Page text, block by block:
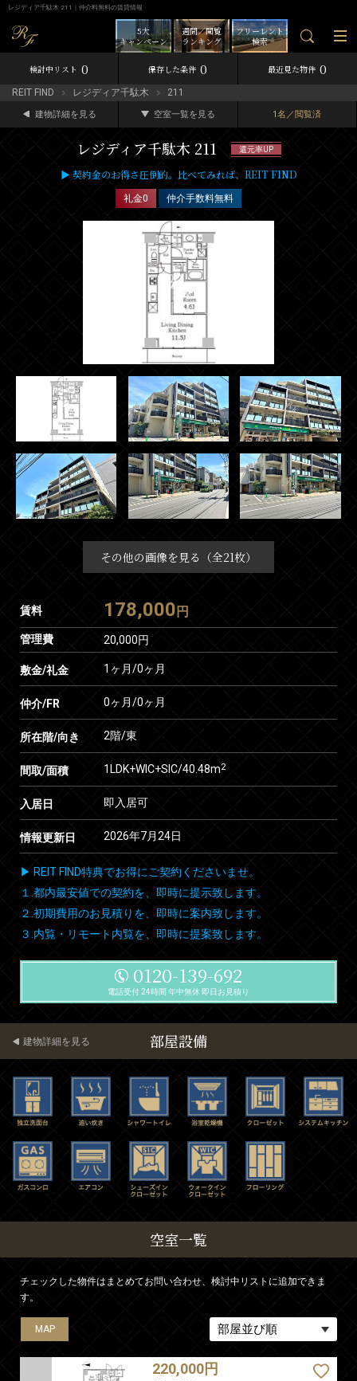
レジディア千駄木 211｜仲介料無料の賃貸情報
フリーレント
検索
週間／閲覧
ランキング
5大
キャンペーン
検討中リスト 0 保存した条件 0 最近見た物件 0
REIT FIND レジディア千駄木 211
建物詳細を見る 空室一覧を見る 1名／閲覧済
レジディア千駄木 211 還元率UP
▶ 契約金のお得さ圧倒的。比べてみれば、REIT FIND
礼金0 仲介手数料無料
その他の画像を見る（全21枚）
賃料 178,000 円
管理費 20,000円
敷金/礼金 1ヶ月/0ヶ月
仲介/FR 0ヶ月/0ヶ月
所在階/向き 2階/東
間取/面積 1LDK+WIC+SIC/40.48m2
入居日 即入居可
情報更新日 2026年7月24日
▶ REIT FIND特典でお得にご契約くださいませ。
１.都内最安値での契約を、即時に提示致します。
２.初期費用のお見積りを、即時に案内致します。
３.内覧・リモート内覧を、即時に提案致します。
0120-139-692
電話受付 24時間 年中無休 即日お見積り
部屋設備
建物詳細を見る
空室一覧
チェックした物件はまとめてお問い合わせ、検討中リストに追加できま
す。
MAP
220,000円
MAP
MAP
MAP
MAP
MAP